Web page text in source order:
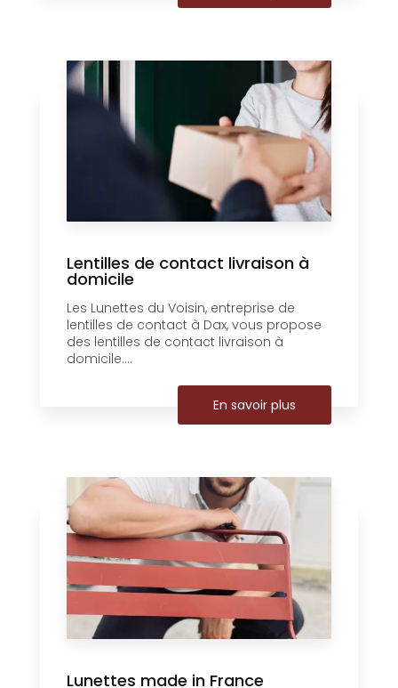
Lentilles de contact livraison à
domicile
Les Lunettes du Voisin, entreprise de
lentilles de contact à Dax, vous propose
des lentilles de contact livraison à
domicile....
En savoir plus
Lunettes made in France